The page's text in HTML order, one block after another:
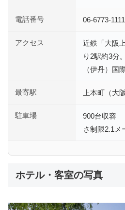
電話番号 06-6773-1111
アクセス
近鉄「大阪
り2駅約3分
（伊丹）国
最寄駅 上本町（大阪
駐車場
900台収容
さ制限2.1メ
ホテル・客室の写真